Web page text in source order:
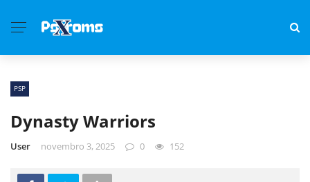
PSP
Dynasty Warriors
User novembro 3, 2025 0 152